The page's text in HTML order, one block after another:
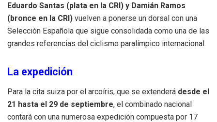
Eduardo Santas (plata en la CRI) y Damián Ramos
(bronce en la CRI) vuelven a ponerse un dorsal con una
Selección Española que sigue consolidada como una de las
grandes referencias del ciclismo paralímpico internacional.
La expedición
Para la cita suiza por el arcoíris, que se extenderá desde el
21 hasta el 29 de septiembre, el combinado nacional
contará con una numerosa expedición compuesta por 17